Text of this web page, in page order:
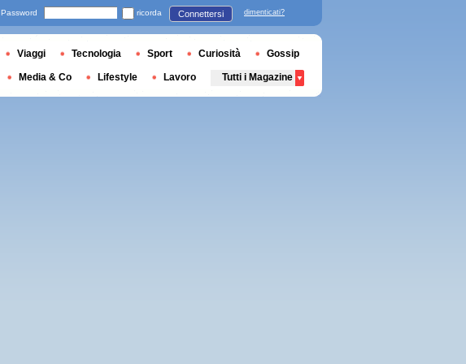
Password ricorda Connettersi dimenticati?
Viaggi Tecnologia Sport Curiosità Gossip
Media & Co Lifestyle Lavoro Tutti i Magazine